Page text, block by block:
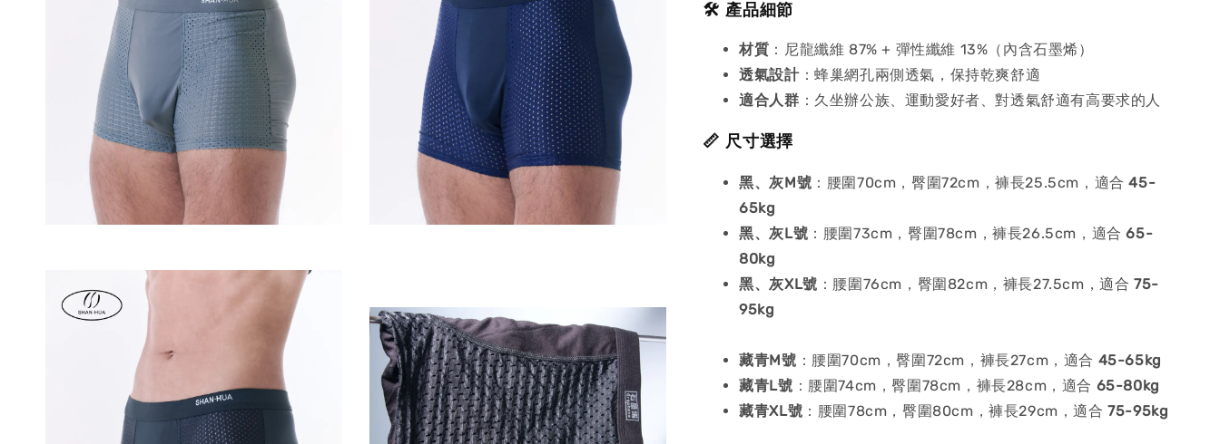
🛠️ 產品細節
材質 ：尼龍纖維 87% + 彈性纖維 13%（內含石墨烯）
透氣設計：蜂巢網孔兩側透氣，保持乾爽舒適
適合人群 ：久坐辦公族、運動愛好者、對透氣舒適有高要求的人
📏 尺寸選擇
黑、灰M號 ：腰圍70cm，臀圍72cm，褲長25.5cm，適合45-
65kg
黑、灰L號 ：腰圍73cm，臀圍78cm，褲長26.5cm，適合65-
80kg
黑、灰XL號 ：腰圍76cm，臀圍82cm，褲長27.5cm，適合75-
95kg
藏青M號 ：腰圍70cm，臀圍72cm，褲長27cm，適合 45-65kg
藏青L號 ：腰圍74cm，臀圍78cm，褲長28cm，適合 65-80kg
藏青XL號 ：腰圍78cm，臀圍80cm，褲長29cm，適合75-95kg